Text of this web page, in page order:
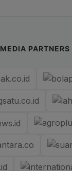
MEDIA PARTNERS